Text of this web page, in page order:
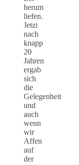
herum
liefen.
Jetzt
nach
knapp
20
Jahren
ergab
sich
die
Gelegenheit
und
auch
wenn
wir
Affen
auf
der